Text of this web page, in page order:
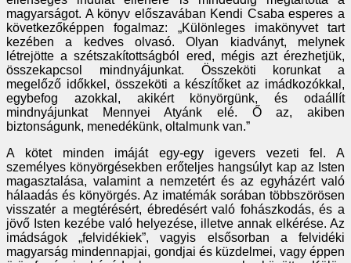
magyarságot. A könyv előszavában Kendi Csaba esperes a
következőképpen fogalmaz: „Különleges imakönyvet tart
kezében a kedves olvasó. Olyan kiadványt, melynek
létrejötte a szétszakítottságból ered, mégis azt érezhetjük,
összekapcsol mindnyájunkat. Összeköti korunkat a
megelőző időkkel, összeköti a készítőket az imádkozókkal,
egybefog azokkal, akikért könyörgünk, és odaállít
mindnyájunkat Mennyei Atyánk elé. Ő az, akiben
biztonságunk, menedékünk, oltalmunk van.”
A kötet minden imáját egy-egy igevers vezeti fel. A
személyes könyörgésekben erőteljes hangsúlyt kap az Isten
magasztalása, valamint a nemzetért és az egyházért való
hálaadás és könyörgés. Az imatémák sorában többszörösen
visszatér a megtérésért, ébredésért való fohászkodás, és a
jövő Isten kezébe való helyezése, illetve annak elkérése. Az
imádságok „felvidékiek”, vagyis elsősorban a felvidéki
magyarság mindennapjai, gondjai és küzdelmei, vagy éppen